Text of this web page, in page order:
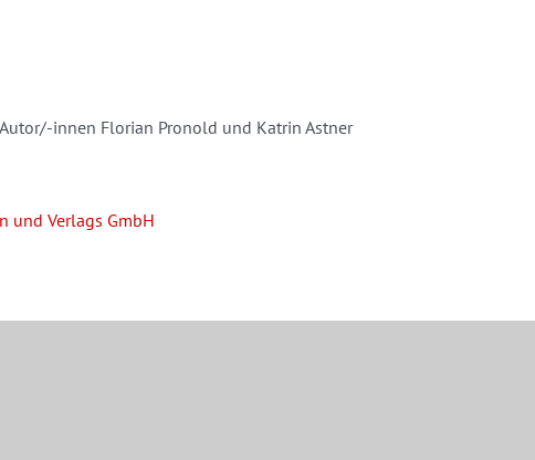
innen Florian Pronold und Katrin Astner
und Verlags GmbH